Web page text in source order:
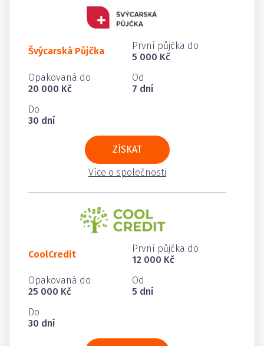
Švýcarská Půjčka
První půjčka do
5 000 Kč
Opakovaná do
20 000 Kč
Od
7 dní
Do
30 dní
ZÍSKAT
Více o společnosti
CoolCredit
První půjčka do
12 000 Kč
Opakovaná do
25 000 Kč
Od
5 dní
Do
30 dní